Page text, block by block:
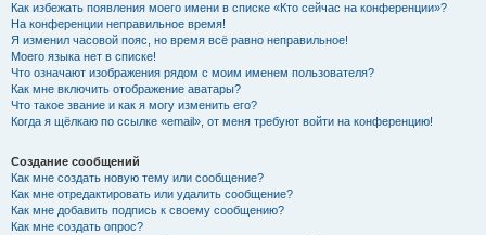
Как избежать появления моего имени в списке «Кто сейчас на конференции»?
На конференции неправильное время!
Я изменил часовой пояс, но время всё равно неправильное!
Моего языка нет в списке!
Что означают изображения рядом с моим именем пользователя?
Как мне включить отображение аватары?
Что такое звание и как я могу изменить его?
Когда я щёлкаю по ссылке «email», от меня требуют войти на конференцию!
Создание сообщений
Как мне создать новую тему или сообщение?
Как мне отредактировать или удалить сообщение?
Как мне добавить подпись к своему сообщению?
Как мне создать опрос?